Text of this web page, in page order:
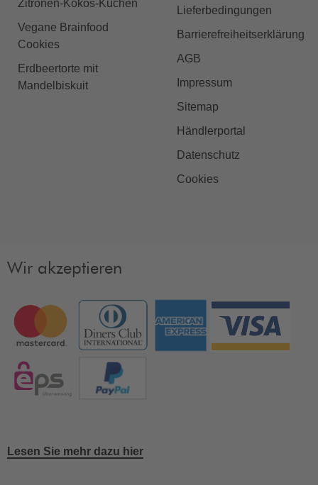
Zitronen-Kokos-Kuchen
Vegane Brainfood
Cookies
Erdbeertorte mit
Mandelbiskuit
Lieferbedingungen
Barrierefreiheitserklärung
AGB
Impressum
Sitemap
Händlerportal
Datenschutz
Cookies
Wir akzeptieren
Lesen Sie mehr dazu hier